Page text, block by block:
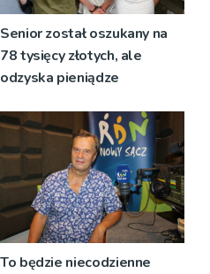
Senior został oszukany na
78 tysięcy złotych, ale
odzyska pieniądze
To będzie niecodzienne